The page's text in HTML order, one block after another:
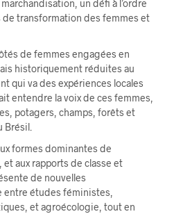
un défi à l’ordre
transformation des femmes et
de femmes engagées en
historiquement réduites au
qui va des expériences locales
entendre la voix de ces femmes,
potagers, champs, forêts et
Brésil.
formes dominantes de
aux rapports de classe et
de nouvelles
entre études féministes,
et agroécologie, tout en